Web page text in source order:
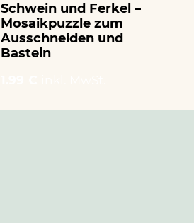
Schwein und Ferkel –
Mosaikpuzzle zum
Ausschneiden und
Basteln